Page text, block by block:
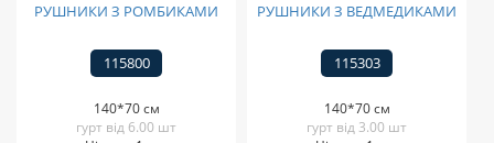
РУШНИКИ З РОМБИКАМИ
115800
140*70 см
гурт від 6.00 шт
РУШНИКИ З ВЕДМЕДИКАМИ
115303
140*70 см
гурт від 3.00 шт